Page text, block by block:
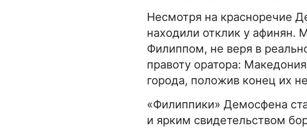
Несмотря на красноречие
находили отклик у афинян.
Филиппом, не веря в
правоту оратора:
города, положив конец их
«Филиппики» Демосфена
и ярким свидетельством